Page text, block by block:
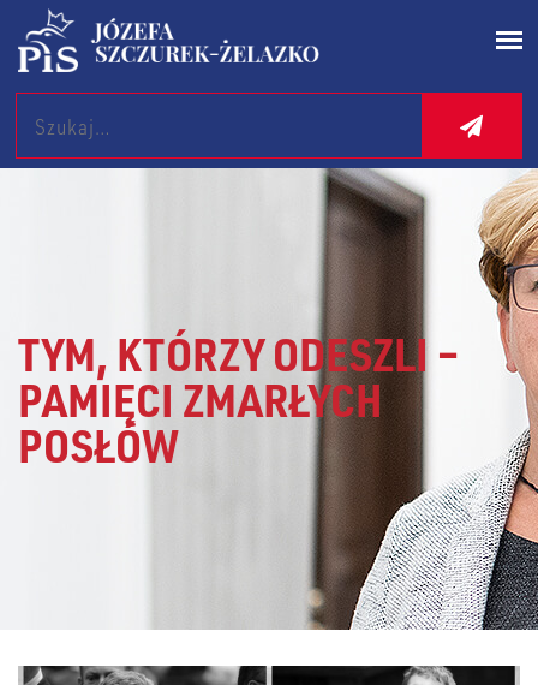
Search
TYM, KTÓRZY ODESZLI –
PAMIĘCI ZMARŁYCH
POSŁÓW